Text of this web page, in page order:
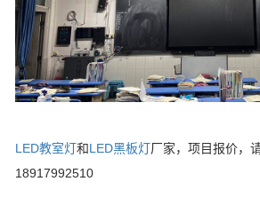
LED教室灯和LED黑板灯厂家，项目报价，
18917992510